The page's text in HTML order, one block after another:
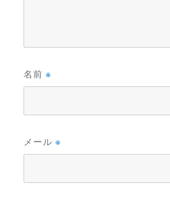
名前※
メール※